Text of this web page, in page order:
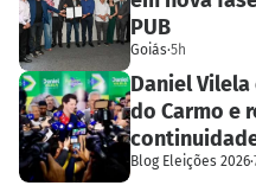
PUB
Goiás·5h
Daniel
do Carmo e
Blog Eleições 2026·